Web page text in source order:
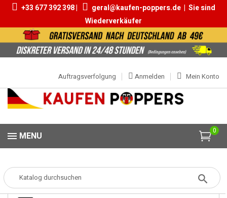
+33 677 392 398 | geral@kaufen-poppers.de | Sie sind
Wiederverkäufer
Mein Konto
Anmelden
Auftragsverfolgung
0
MENU
Popper Popper Klein Black Room 10ml